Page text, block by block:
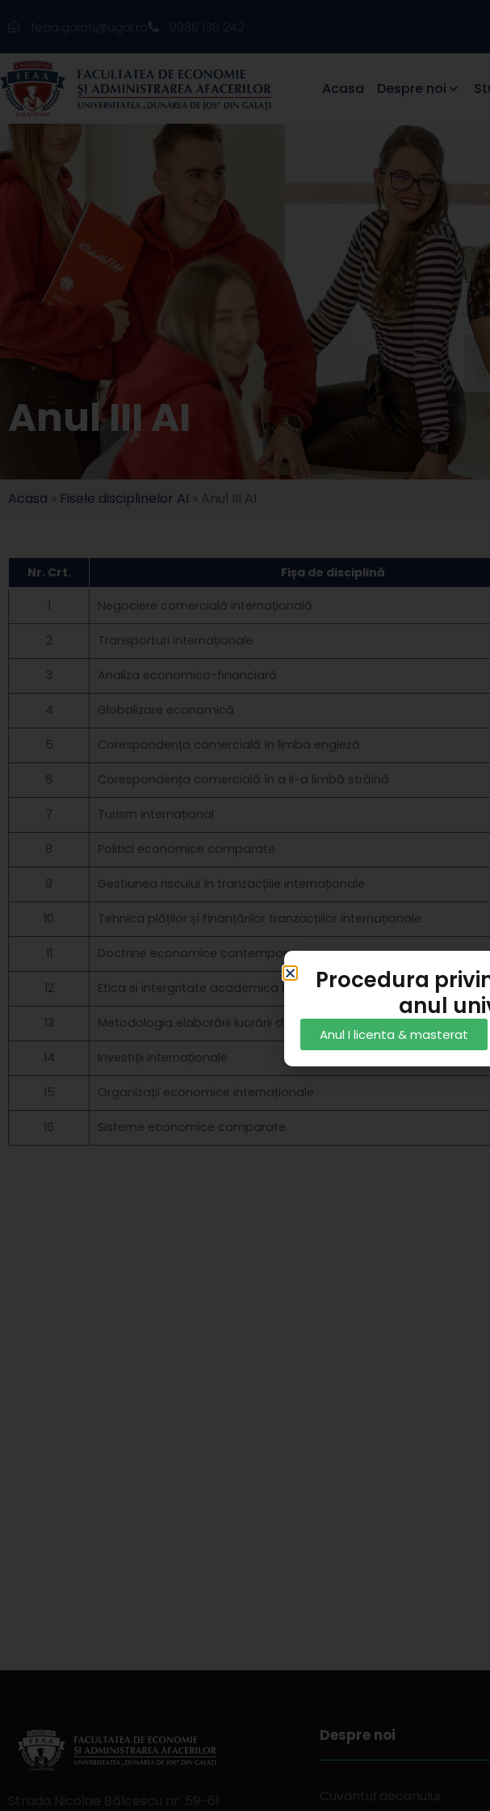
feaa.galati@ugal.ro 0336 130 242
Acasa Despre noi
Anul III AI
Acasa » Fisele disciplinelor AI » Anul III AI
Nr. Crt. Fișa de disciplină
1 Negociere comercială internațională
2 Transporturi internaționale
3 Analiza economico-financiară
4 Globalizare economică
5 Corespondența comercială în limba engleză
6 Corespondența comercială în a II-a limbă străină
7 Turism internațional
8 Politici economice comparate
9 Gestiunea riscului în tranzacțiile internaționale
10 Tehnica plăților și finanțărilor tranzacțiilor internaționale
11 Doctrine economice contemporane
12 Etica si intergritate academica Politici comerciale
13 Metodologia elaborării lucrării de licență
14 Investiții internaționale
15 Organizații economice internaționale
16 Sisteme economice comparate
Despre noi
Procedura
anul
Anul I licenta & masterat